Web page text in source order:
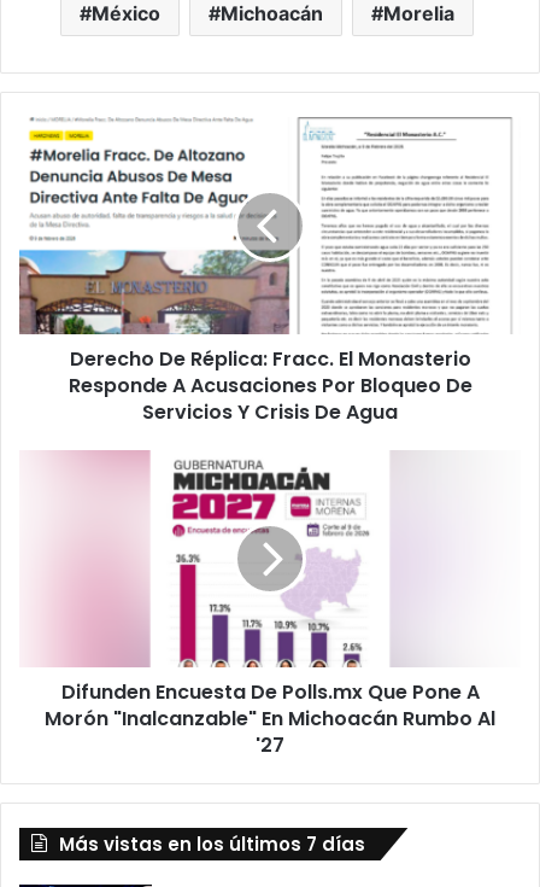
México Michoacán Morelia
Derecho
De
Réplica:
Fracc.
El
Monasterio
Responde
A
Acusaciones
Bloqueo
Derecho De Réplica: Fracc. El Monasterio
Responde A Acusaciones Por Bloqueo De
Servicios Y Crisis De Agua
"Inalcanzable"
Michoacán
'27
Difunden Encuesta De Polls.mx Que Pone A
Morón "Inalcanzable" En Michoacán Rumbo Al
'27
Más vistas en los últimos 7 días